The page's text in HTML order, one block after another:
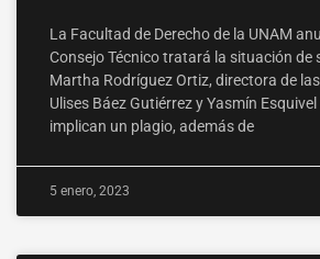
La Facultad de Derecho de la UNAM
Consejo Técnico tratará la situación de
Martha Rodríguez Ortiz, directora de
Ulises Báez Gutiérrez y Yasmín
implican un plagio, además de
5 enero, 2023